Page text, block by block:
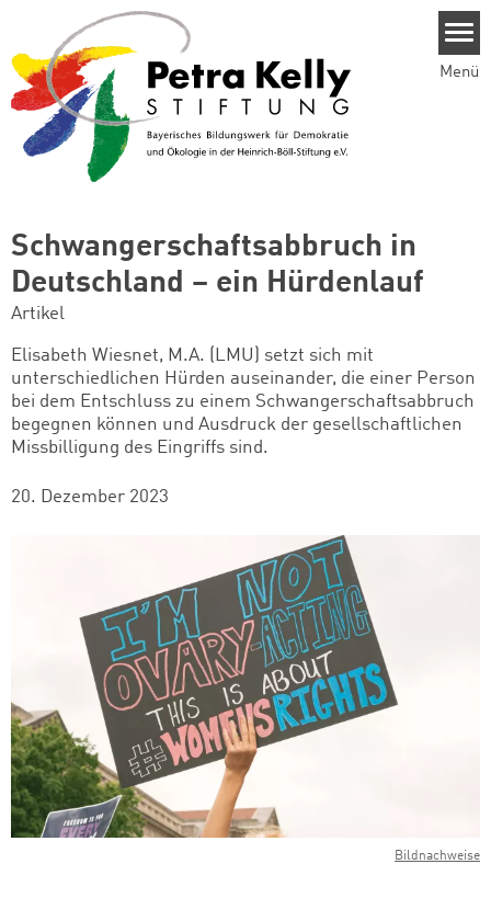
Menü
Schwangerschaftsabbruch in
Deutschland – ein Hürdenlauf
Artikel
Elisabeth Wiesnet, M.A. (LMU) setzt sich mit
unterschiedlichen Hürden auseinander, die einer Person
bei dem Entschluss zu einem Schwangerschaftsabbruch
begegnen können und Ausdruck der gesellschaftlichen
Missbilligung des Eingriffs sind.
20. Dezember 2023
Bildnachweise